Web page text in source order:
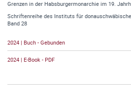
Grenzen in der Habsburgermonarchie im 19.
Schriftenreihe des Instituts für
Band 28
2024 | Buch - Gebunden
2024 | E-Book - PDF